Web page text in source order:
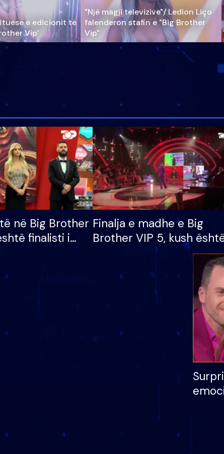
e edicionit të
Vip’
"Një magji televizive"/ Ledion Liço
falenderon stafin e "Big Brother
Vip"
në Big Brother
finalisti i
shtëpinë
Finalja e madhe e Big
Brother VIP 5, kush
banori i parë që lë
dhe humb mundësinë
të fituar çmimin e madh